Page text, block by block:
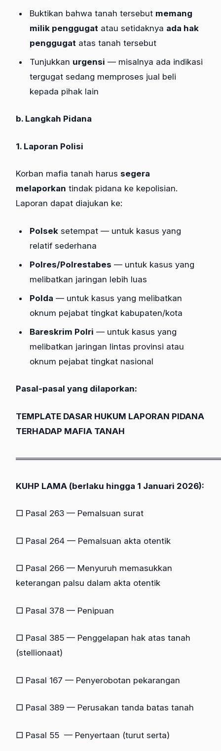
Buktikan bahwa tanah tersebut memang
milik penggugat atau setidaknya ada hak
penggugat atas tanah tersebut
Tunjukkan urgensi — misalnya ada indikasi
tergugat sedang memproses jual beli
kepada pihak lain
b. Langkah Pidana
1. Laporan Polisi
Korban mafia tanah harus segera
melaporkan tindak pidana ke kepolisian.
Laporan dapat diajukan ke:
Polsek setempat — untuk kasus yang
relatif sederhana
Polres/Polrestabes — untuk kasus yang
melibatkan jaringan lebih luas
Polda — untuk kasus yang melibatkan
oknum pejabat tingkat kabupaten/kota
Bareskrim Polri — untuk kasus yang
melibatkan jaringan lintas provinsi atau
oknum pejabat tingkat nasional
Pasal-pasal yang dilaporkan:
TEMPLATE DASAR HUKUM LAPORAN PIDANA
TERHADAP MAFIA TANAH
KUHP LAMA (berlaku hingga 1 Januari 2026):
□ Pasal 263 — Pemalsuan surat
□ Pasal 264 — Pemalsuan akta otentik
□ Pasal 266 — Menyuruh memasukkan
keterangan palsu dalam akta otentik
□ Pasal 378 — Penipuan
□ Pasal 385 — Penggelapan hak atas tanah
(stellionaat)
□ Pasal 167 — Penyerobotan pekarangan
□ Pasal 389 — Perusakan tanda batas tanah
□ Pasal 55 — Penyertaan (turut serta)